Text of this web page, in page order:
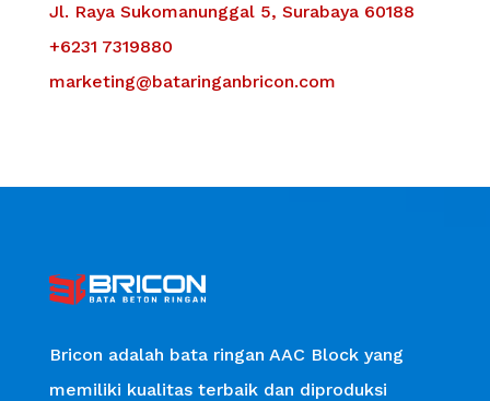
Jl. Raya Sukomanunggal 5, Surabaya 60188
+6231 7319880
marketing@bataringanbricon.com
Bricon adalah bata ringan AAC Block yang
memiliki kualitas terbaik dan diproduksi